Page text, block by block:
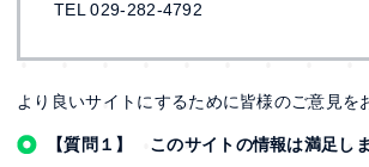
TEL 029-282-4792
より良いサイトにするために皆様のご意見を
【質問１】 このサイトの情報は満足し